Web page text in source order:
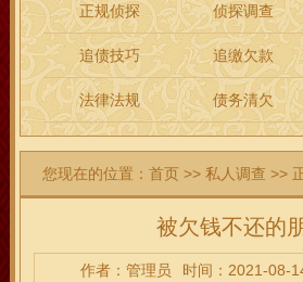
正规侦探 侦探调查
追债技巧 追缴欠款
法律法规 债务清欠
您现在的位置：首页 >>私人调查 >>
被欠钱不还的
作者：管理员 时间：2021-08-